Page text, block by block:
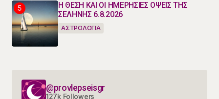
Η ΘΕΣΗ ΚΑΙ ΟΙ ΗΜΕΡΗΣΙΕΣ ΟΨΕΙΣ ΤΗΣ
ΣΕΛΗΝΗΣ 6.8.2026
ΑΣΤΡΟΛΟΓΙΑ
@provlepseisgr
127k Followers